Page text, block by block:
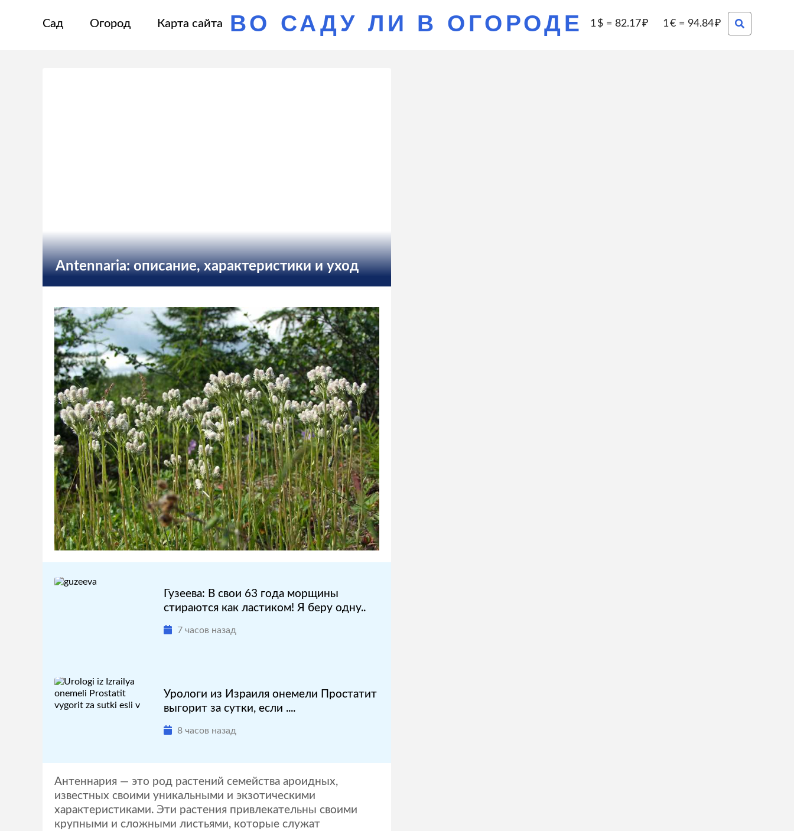
Сад Огород Карта сайта ВО САДУ ЛИ В ОГОРОДЕ 1 = 82.17 1 = 94.84
Antennaria: описание, характеристики и уход
Гузеева: В свои 63 года морщины
стираются как ластиком! Я беру одну..
7 часов назад
Урологи из Израиля онемели Простатит
выгорит за сутки, если ....
8 часов назад
Антеннария — это род растений семейства ароидных,
известных своими уникальными и экзотическими
характеристиками. Эти растения привлекательны своими
крупными и сложными листьями, которые служат